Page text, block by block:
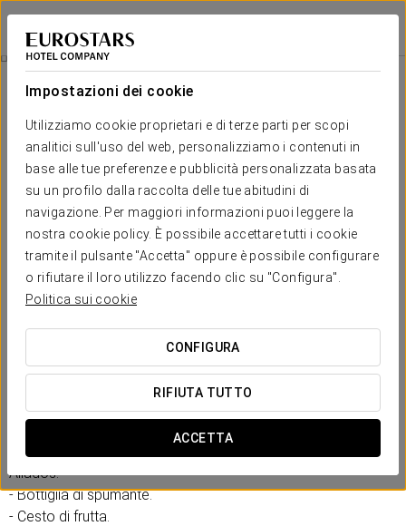
Impostazioni dei cookie
Utilizziamo cookie proprietari e di terze parti per scopi
analitici sull'uso del web, personalizziamo i contenuti in
base alle tue preferenze e pubblicità personalizzata basata
su un profilo dalla raccolta delle tue abitudini di
navigazione. Per maggiori informazioni puoi leggere la
nostra cookie policy. È possibile accettare tutti i cookie
tramite il pulsante "Accetta" oppure è possibile configurare
o rifiutare il loro utilizzo facendo clic su "Configura".
Politica sui cookie
CONFIGURA
RIFIUTA TUTTO
ACCETTA
Eurostars Aliados
PORTO
Esperienza Nuziale
100 €
Esperienza Nuziale
Goditi una notte di nozze indimenticabile all’Eurostars Aliados
con la nostra promozione nuziale, pensata per farti vivere
questo momento speciale con calma e senza
preoccupazioni.
- Upgrade gratuito a camera doppia deluxe con vista su
Aliados.
- Bottiglia di spumante.
- Cesto di frutta.